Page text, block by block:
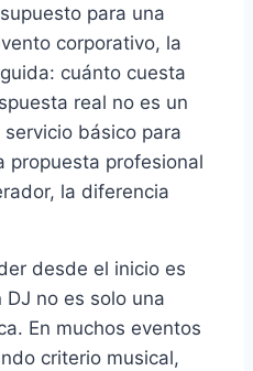
para una
corporativo, la
cuánto cuesta
real no es un
básico para
propuesta profesional
la diferencia
desde el inicio es
no es solo una
En muchos eventos
criterio musical,